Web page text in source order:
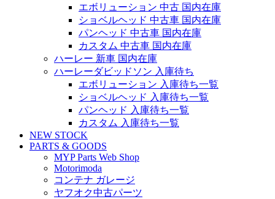
エボリューション 中古 国内在庫
ショベルヘッド 中古車 国内在庫
パンヘッド 中古車 国内在庫
カスタム 中古車 国内在庫
ハーレー 新車 国内在庫
ハーレーダビッドソン 入庫待ち
エボリューション 入庫待ち一覧
ショベルヘッド 入庫待ち一覧
パンヘッド 入庫待ち一覧
カスタム 入庫待ち一覧
NEW STOCK
PARTS & GOODS
MYP Parts Web Shop
Motorimoda
コンテナ ガレージ
ヤフオク中古パーツ